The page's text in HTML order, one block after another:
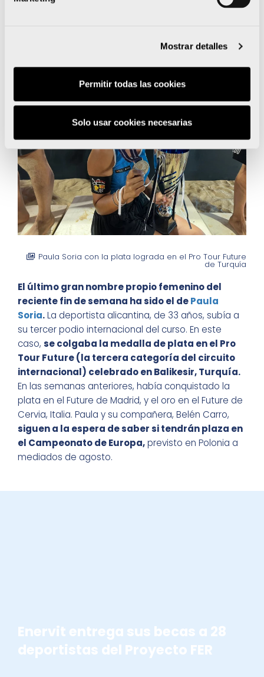
Mostrar detalles
Permitir todas las cookies
Solo usar cookies necesarias
internacional para
Paula Soria con la plata lograda en el Pro Tour Future
de Turquía
El último gran nombre propio femenino del
reciente fin de semana ha sido el dePaula
Soria.La deportista alicantina, de 33 años, subía a
su tercer podio internacional del curso. En este
caso, se colgaba la medalla de plata en el Pro
Tour Future (la tercera categoría del circuito
internacional) celebrado en Balikesir, Turquía.
En las semanas anteriores, había conquistado la
plata en el Future de Madrid, y el oro en el Future de
Cervia, Italia. Paula y su compañera, Belén Carro,
siguen a la espera de saber si tendrán plaza en
el Campeonato de Europa,previsto en Polonia a
mediados de agosto.
Enervit entrega sus becas a 28
deportistas del Proyecto FER